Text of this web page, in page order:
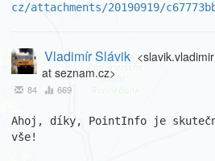
cz/attachments/20190919/
Vladimír Slávik <slavik.vladimir
at seznam.cz>
84 669
Ahoj, díky, PointInfo je
vše!